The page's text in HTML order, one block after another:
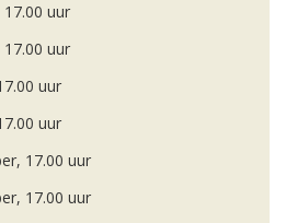
uur
uur
uur
uur
17.00 uur
17.00 uur